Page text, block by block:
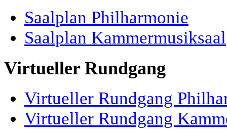
Saalplan Philharmonie
Saalplan Kammermusiksaal
Virtueller Rundgang
Virtueller Rundgang
Virtueller Rundgang